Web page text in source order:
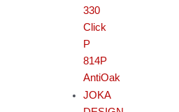
330
Click
P
814P
AntiOak
JOKA